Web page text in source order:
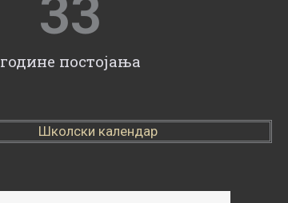
године постојања
33
Школски календар